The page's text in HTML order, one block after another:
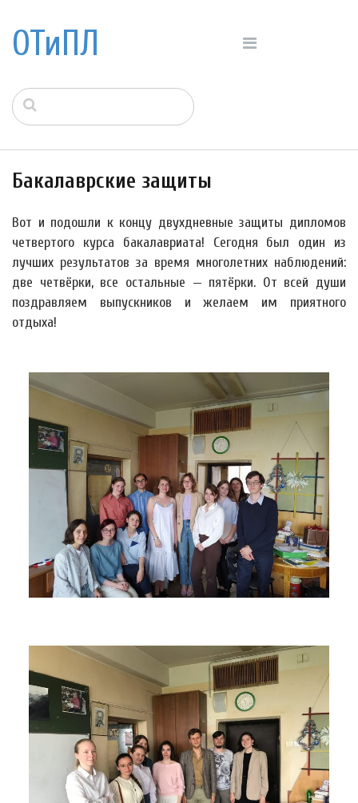
ОТиПЛ
Бакалаврские защиты
Вот и подошли к концу двухдневные защиты дипломов
четвертого курса бакалавриата! Сегодня был один из
лучших результатов за время многолетних наблюдений:
две четвёрки, все остальные — пятёрки. От всей души
поздравляем выпускников и желаем им приятного
отдыха!